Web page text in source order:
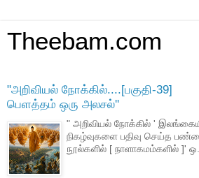
Theebam.com
"அறிவியல் நோக்கில்....[பகுதி-39]
பெளத்தம் ஒரு அலசல்''
" அறிவியல் நோக்கில் '
நிகழ்வுகளை பதிவு செய்த
நூல்களில் [ நாளாகமம்களில் ]'